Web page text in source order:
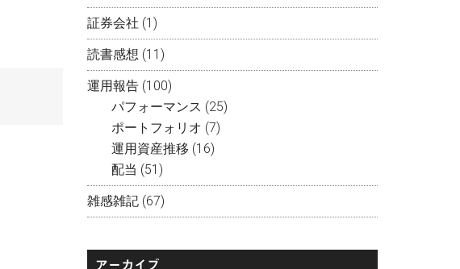
証券会社 (1)
読書感想 (11)
運用報告 (100)
パフォーマンス (25)
ポートフォリオ (7)
運用資産推移 (16)
配当 (51)
雑感雑記 (67)
アーカイブ